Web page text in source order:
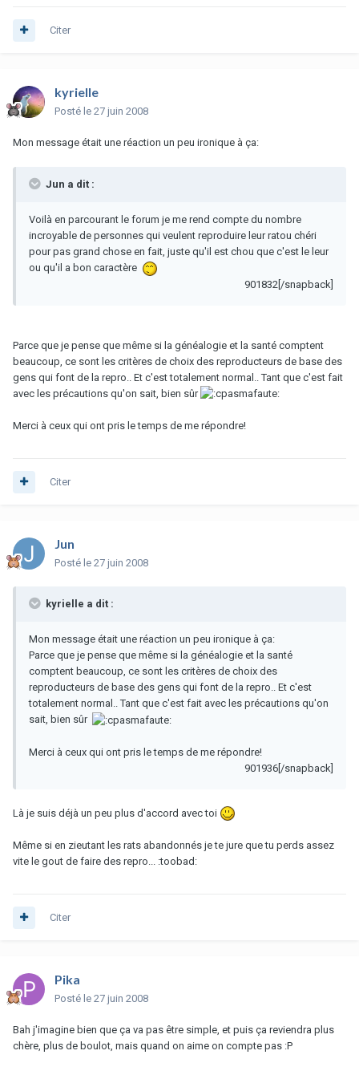
Citer
kyrielle
Posté le 27 juin 2008
Mon message était une réaction un peu ironique à ça:
Jun a dit :
Voilà en parcourant le forum je me rend compte du nombre
incroyable de personnes qui veulent reproduire leur ratou chéri
pour pas grand chose en fait, juste qu'il est chou que c'est le leur
ou qu'il a bon caractère
901832[/snapback]
Parce que je pense que même si la généalogie et la santé comptent
beaucoup, ce sont les critères de choix des reproducteurs de base des
gens qui font de la repro.. Et c'est totalement normal.. Tant que c'est fait
avec les précautions qu'on sait, bien sûr
Merci à ceux qui ont pris le temps de me répondre!
Citer
Jun
Posté le 27 juin 2008
kyrielle a dit :
Mon message était une réaction un peu ironique à ça:
Parce que je pense que même si la généalogie et la santé
comptent beaucoup, ce sont les critères de choix des
reproducteurs de base des gens qui font de la repro.. Et c'est
totalement normal.. Tant que c'est fait avec les précautions qu'on
sait, bien sûr
Merci à ceux qui ont pris le temps de me répondre!
901936[/snapback]
Là je suis déjà un peu plus d'accord avec toi
Même si en zieutant les rats abandonnés je te jure que tu perds assez
vite le gout de faire des repro... :toobad:
Citer
Pika
Posté le 27 juin 2008
Bah j'imagine bien que ça va pas être simple, et puis ça reviendra plus
chère, plus de boulot, mais quand on aime on compte pas :P